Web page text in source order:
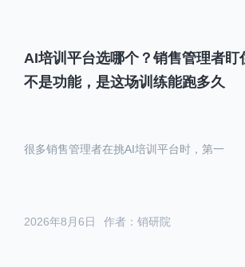
AI培训平台选哪个？销售管理者盯
不是功能，是这场训练能跑多久
作者：销研院
2026年8月6日
很多销售管理者在挑AI培训平台时，第一